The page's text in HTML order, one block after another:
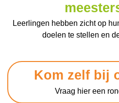
Leerlingen hebben zicht op
doelen te stellen en
Kom zelf bij
Vraag hier een